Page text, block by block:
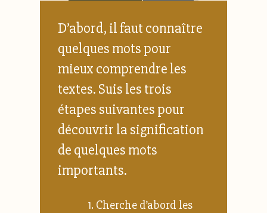
D’abord, il faut connaître
quelques mots pour
mieux comprendre les
textes. Suis les trois
étapes suivantes pour
découvrir la signification
de quelques mots
importants.
Cherche d’abord les